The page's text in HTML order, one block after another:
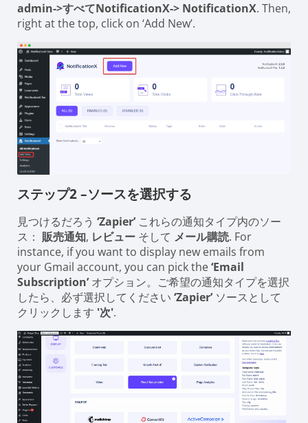
admin->すべてNotificationX-> NotificationX. Then,
right at the top, click on ‘Add New’.
ステップ2 –ソースを選択する
見つけるだろう ‘Zapier’これらの通知タイプ内のソー
ス： 販売通知, レビュー そして メール購読. For
instance, if you want to display new emails from
your Gmail account, you can pick the‘Email
Subscription’オプション。ご希望の通知タイプを選択
したら、必ず選択してください ‘Zapier’ソースとして
クリックします '次'.